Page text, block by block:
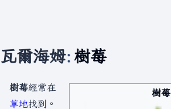
瓦爾海姆: 樹莓
樹莓
樹莓經常在
草地找到。